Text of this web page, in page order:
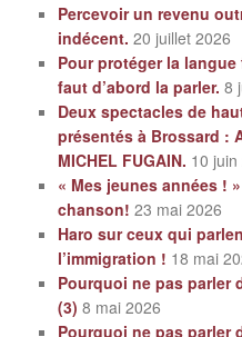
Percevoir un revenu
indécent. 20 juillet 2026
Pour protéger la
faut d’abord la parler. 8
Deux spectacles de
présentés à Brossard :
MICHEL FUGAIN. 10 juin
« Mes jeunes années !
chanson! 23 mai 2026
Haro sur ceux qui
l’immigration ! 18 mai
Pourquoi ne pas parler
(3) 8 mai 2026
Pourquoi ne pas parler